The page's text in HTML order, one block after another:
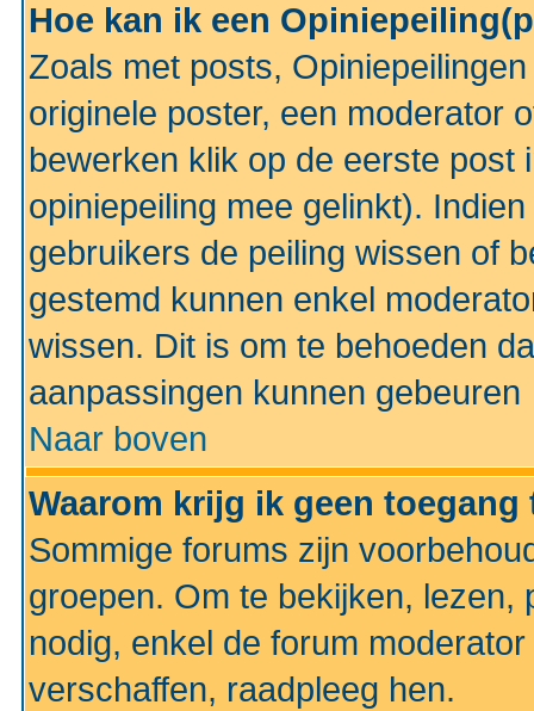
Hoe kan ik een
Zoals met posts,
originele poster, een moderator
bewerken klik op de eerste post
opiniepeiling mee gelinkt).
gebruikers de peiling wissen of
gestemd kunnen enkel
wissen. Dit is om te behoeden
aanpassingen kunnen gebeuren
Naar boven
Waarom krijg ik geen
Sommige forums zijn
groepen. Om te bekijken, lezen,
nodig, enkel de forum
verschaffen, raadpleeg hen.